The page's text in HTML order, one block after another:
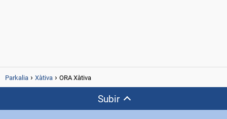
Parkalia Xàtiva ORA Xàtiva
Subir